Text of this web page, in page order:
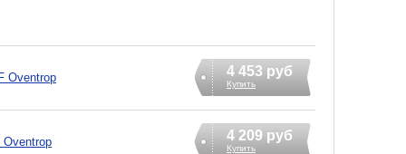
Oventrop 4 453 руб
Купить
Oventrop 4 209 руб
Купить